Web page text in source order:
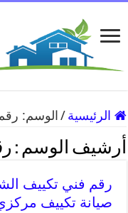
الرئيسية / الوسم:
أرشيف الوسم :
صيانة تكييف